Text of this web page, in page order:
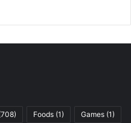
Foods (1) Games (1)